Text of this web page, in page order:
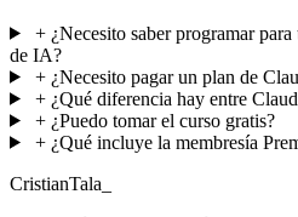
+¿Necesito saber programar
de IA?
+¿Necesito pagar un plan de
+¿Qué diferencia hay entre
+¿Puedo tomar el curso gratis?
+¿Qué incluye la membresía
CristianTala